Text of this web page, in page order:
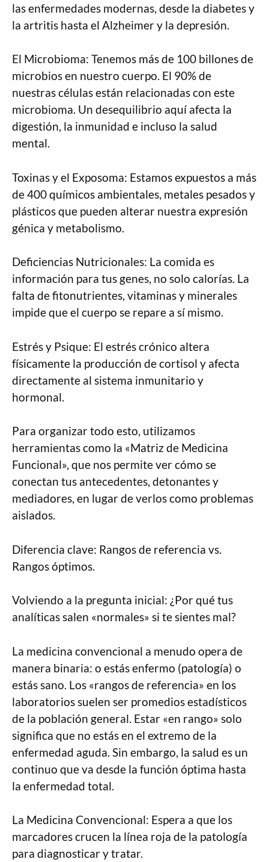
las enfermedades modernas, desde la diabetes y
la artritis hasta el Alzheimer y la depresión.
El Microbioma: Tenemos más de 100 billones de
microbios en nuestro cuerpo. El 90% de
nuestras células están relacionadas con este
microbioma. Un desequilibrio aquí afecta la
digestión, la inmunidad e incluso la salud
mental.
Toxinas y el Exposoma: Estamos expuestos a más
de 400 químicos ambientales, metales pesados y
plásticos que pueden alterar nuestra expresión
génica y metabolismo.
Deficiencias Nutricionales: La comida es
información para tus genes, no solo calorías. La
falta de fitonutrientes, vitaminas y minerales
impide que el cuerpo se repare a sí mismo.
Estrés y Psique: El estrés crónico altera
físicamente la producción de cortisol y afecta
directamente al sistema inmunitario y
hormonal.
Para organizar todo esto, utilizamos
herramientas como la «Matriz de Medicina
Funcional», que nos permite ver cómo se
conectan tus antecedentes, detonantes y
mediadores, en lugar de verlos como problemas
aislados.
Diferencia clave: Rangos de referencia vs.
Rangos óptimos.
Volviendo a la pregunta inicial: ¿Por qué tus
analíticas salen «normales» si te sientes mal?
La medicina convencional a menudo opera de
manera binaria: o estás enfermo (patología) o
estás sano. Los «rangos de referencia» en los
laboratorios suelen ser promedios estadísticos
de la población general. Estar «en rango» solo
significa que no estás en el extremo de la
enfermedad aguda. Sin embargo, la salud es un
continuo que va desde la función óptima hasta
la enfermedad total.
La Medicina Convencional: Espera a que los
marcadores crucen la línea roja de la patología
para diagnosticar y tratar.